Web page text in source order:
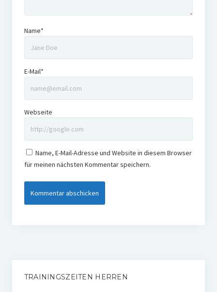
Name*
E-Mail*
Webseite
Name, E-Mail-Adresse und Website in diesem Browser
für meinen nächsten Kommentar speichern.
TRAININGSZEITEN HERREN